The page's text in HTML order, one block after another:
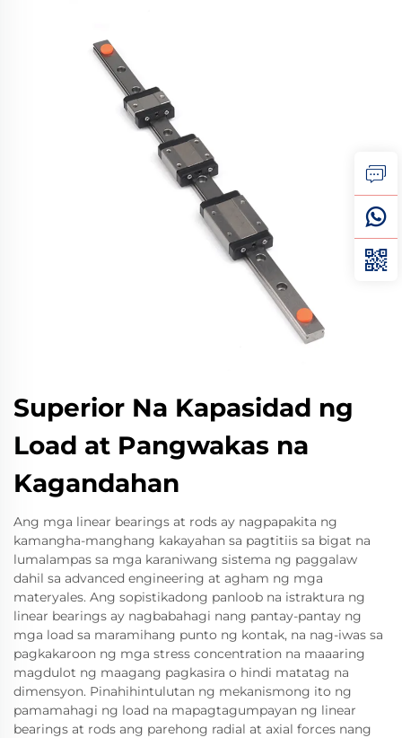
Superior Na Kapasidad ng
Load at Pangwakas na
Kagandahan
Ang mga linear bearings at rods ay nagpapakita ng
kamangha-manghang kakayahan sa pagtitiis sa bigat na
lumalampas sa mga karaniwang sistema ng paggalaw
dahil sa advanced engineering at agham ng mga
materyales. Ang sopistikadong panloob na istraktura ng
linear bearings ay nagbabahagi nang pantay-pantay ng
mga load sa maramihang punto ng kontak, na nag-iwas sa
pagkakaroon ng mga stress concentration na maaaring
magdulot ng maagang pagkasira o hindi matatag na
dimensyon. Pinahihintulutan ng mekanismong ito ng
pamamahagi ng load na mapagtagumpayan ng linear
bearings at rods ang parehong radial at axial forces nang